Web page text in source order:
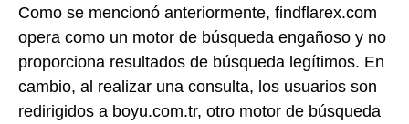
Como se mencionó anteriormente, findflarex.com
opera como un motor de búsqueda engañoso y no
proporciona resultados de búsqueda legítimos. En
cambio, al realizar una consulta, los usuarios son
redirigidos a boyu.com.tr, otro motor de búsqueda